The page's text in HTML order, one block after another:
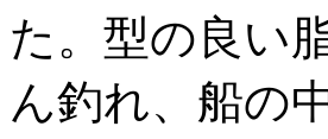
た。型の良い
ん釣れ、船の